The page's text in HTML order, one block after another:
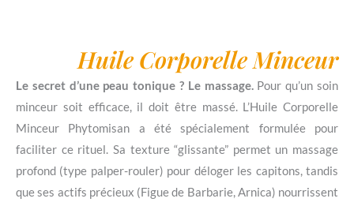
Huile Corporelle
Le secret d’une peau tonique ? Le massage.
minceur soit efficace, il doit être massé.
Minceur Phytomisan a été spécialement
faciliter ce rituel. Sa texture “glissante” permet
profond (type palper-rouler) pour déloger les
que ses actifs précieux (Figue de Barbarie,